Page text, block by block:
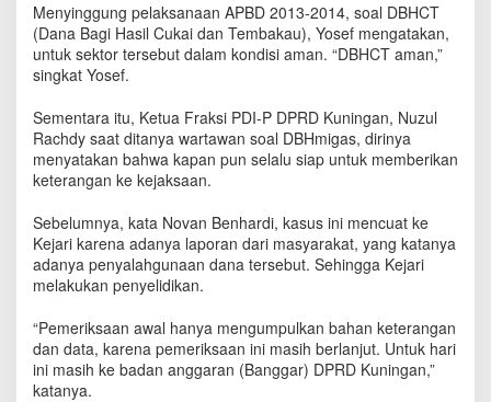
n
g
a
a
p
U
g
k
a
p
S
a
l
D
Menyinggung pelaksanaan APBD 2013-2014, soal DBHCT
(Dana Bagi Hasil Cukai dan Tembakau), Yosef mengatakan,
untuk sektor tersebut dalam kondisi aman. “DBHCT aman,”
singkat Yosef.
Sementara itu, Ketua Fraksi PDI-P DPRD Kuningan, Nuzul
Rachdy saat ditanya wartawan soal DBHmigas, dirinya
menyatakan bahwa kapan pun selalu siap untuk memberikan
keterangan ke kejaksaan.
Sebelumnya, kata Novan Benhardi, kasus ini mencuat ke
Kejari karena adanya laporan dari masyarakat, yang katanya
adanya penyalahgunaan dana tersebut. Sehingga Kejari
melakukan penyelidikan.
“Pemeriksaan awal hanya mengumpulkan bahan keterangan
dan data, karena pemeriksaan ini masih berlanjut. Untuk hari
ini masih ke badan anggaran (Banggar) DPRD Kuningan,”
katanya.